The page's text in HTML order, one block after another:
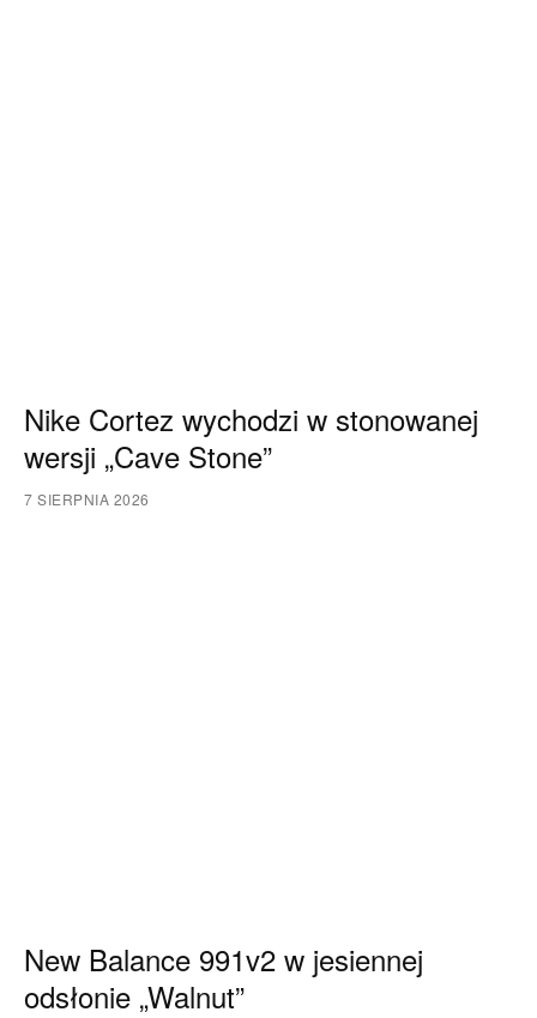
Nike Cortez wychodzi w stonowanej
wersji „Cave Stone”
7 SIERPNIA 2026
New Balance 991v2 w jesiennej
odsłonie „Walnut”